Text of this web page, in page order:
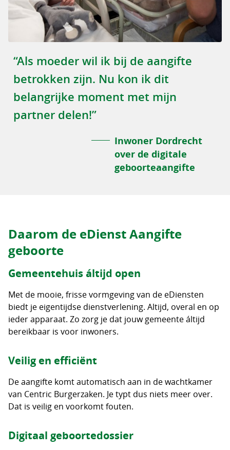
“Als moeder wil ik bij de aangifte
betrokken zijn. Nu kon ik dit
belangrijke moment met mijn
partner delen!”
Inwoner Dordrecht
over de digitale
geboorteaangifte
Daarom de eDienst Aangifte
geboorte
Gemeentehuis áltijd open
Met de mooie, frisse vormgeving van de eDiensten
biedt je eigentijdse dienstverlening. Altijd, overal en op
ieder apparaat. Zo zorg je dat jouw gemeente áltijd
bereikbaar is voor inwoners.
Veilig en efficiënt
De aangifte komt automatisch aan in de wachtkamer
van Centric Burgerzaken. Je typt dus niets meer over.
Dat is veilig en voorkomt fouten.
Digitaal geboortedossier